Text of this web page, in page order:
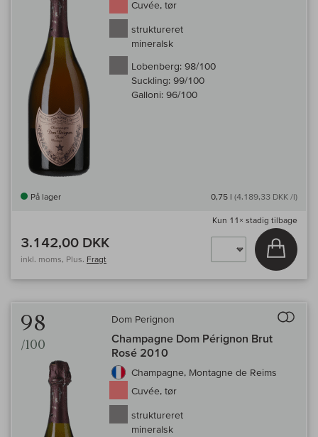
Cuvée, tør
struktureret
mineralsk
Lobenberg: 98/100
Suckling: 99/100
Galloni: 96/100
På lager 0,75 l (4.189,33 DKK /l)
Kun 11× stadig tilbage
3.142,00 DKK
inkl. moms, Plus. Fragt
Læg i
98
/100
Dom Perignon
Champagne Dom Pérignon Brut
Rosé 2010
Champagne, Montagne de Reims
Cuvée, tør
struktureret
mineralsk